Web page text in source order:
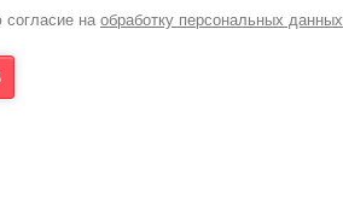
на обработку персональных данных